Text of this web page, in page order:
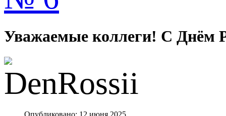
Уважаемые коллеги! С Днём
Опубликовано: 12 июня 2025